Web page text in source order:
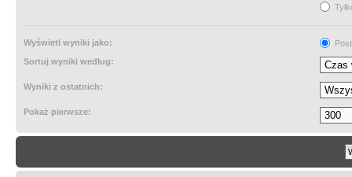
Wyświetl wyniki jako:
Sortuj wyniki według:
Wyniki z ostatnich:
Pokaż pierwsze: